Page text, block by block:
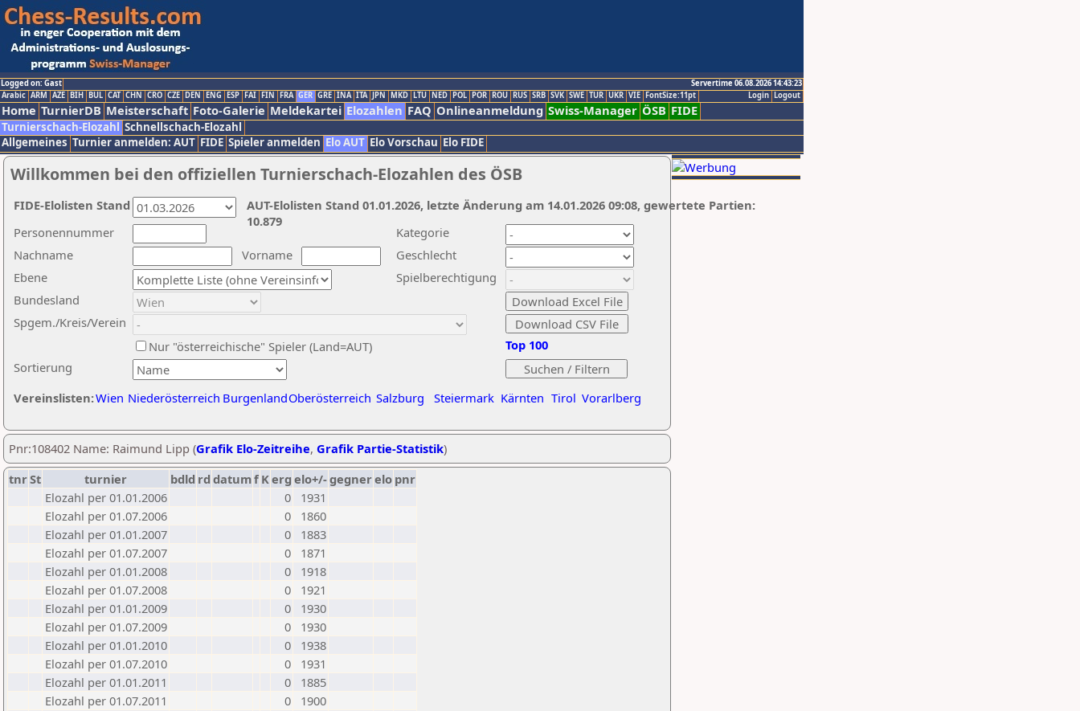
Logged on: Gast
Servertime 06.08.2026 14:43:23
Logout
Login
Arabic ARM AZE BIH BUL CAT CHN CRO CZE DEN ENG ESP FAI FIN FRA GER GRE INA ITA JPN MKD LTU NED POL POR ROU RUS SRB SVK SWE TUR UKR VIE FontSize:11pt
Home TurnierDB Meisterschaft Foto-Galerie Meldekartei Elozahlen FAQ Onlineanmeldung Swiss-Manager ÖSB FIDE
Turnierschach-Elozahl Schnellschach-Elozahl
Allgemeines Turnier anmelden: AUT FIDE Spieler anmelden Elo AUT Elo Vorschau Elo FIDE
Willkommen bei den offiziellen Turnierschach-Elozahlen des ÖSB
Nachname
Vorname
Ebene
Kategorie
Sortierung
Personennummer
Bundesland
Spgem./Kreis/Verein
Geschlecht
Nur "österreichische" Spieler (Land=AUT)
Spielberechtigung
Vereinslisten:Wien Niederösterreich BurgenlandOberösterreich Salzburg Steiermark Kärnten Tirol Vorarlberg
Top 100
AUT-Elolisten Stand 01.01.2026, letzte Änderung am 14.01.2026 09:08, gewertete Partien:
10.879
FIDE-Elolisten Stand
Pnr:108402 Name: Raimund Lipp (Grafik Elo-Zeitreihe, Grafik Partie-Statistik)
tnrSt turnier bdld rd datumf Kerg elo+/-gegnerelo pnr
Elozahl per 01.01.2006
0
1931
Elozahl per 01.07.2006
0
1860
Elozahl per 01.01.2007
0
1883
Elozahl per 01.07.2007
0
1871
Elozahl per 01.01.2008
0
1918
Elozahl per 01.07.2008
0
1921
Elozahl per 01.01.2009
0
1930
Elozahl per 01.07.2009
0
1930
Elozahl per 01.01.2010
0
1938
Elozahl per 01.07.2010
0
1931
Elozahl per 01.01.2011
0
1885
Elozahl per 01.07.2011
0
1900